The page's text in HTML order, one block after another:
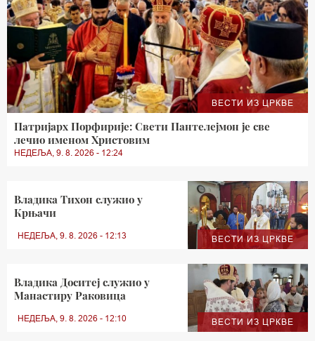
ВЕСТИ ИЗ ЦРКВЕ
Патријарх Порфирије: Свети Пантелејмон је све
лечио именом Христовим
НЕДЕЉА, 9. 8. 2026 - 12:24
ВЕСТИ ИЗ ЦРКВЕ
Владика Тихон служио у
Крњачи
НЕДЕЉА, 9. 8. 2026 - 12:13
ВЕСТИ ИЗ ЦРКВЕ
Владика Доситеј служио у
Манастиру Раковица
НЕДЕЉА, 9. 8. 2026 - 12:10